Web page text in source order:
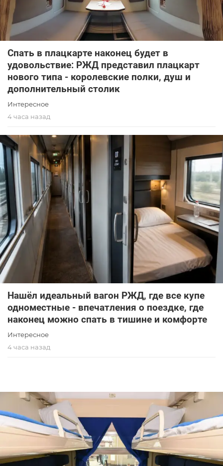
Спать в плацкарте наконец будет в
удовольствие: РЖД представил плацкарт
нового типа - королевские полки, душ и
дополнительный столик
Интересное
4 часа назад
Нашёл идеальный вагон РЖД, где все купе
одноместные - впечатления о поездке, где
наконец можно спать в тишине и комфорте
Интересное
4 часа назад